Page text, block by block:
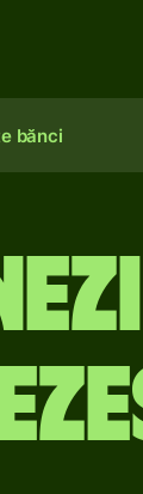
bănci